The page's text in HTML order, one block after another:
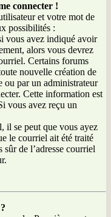
connecter !
et votre mot de
possibilités :
vous avez indiqué avoir
alors vous devrez
Certains forums
nouvelle création de
ou par un administrateur
Cette information est
vous avez reçu un
il se peut que vous ayez
le courriel ait été traité
de l’adresse courriel